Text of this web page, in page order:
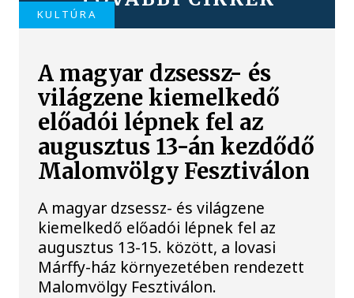
KULTÚRA
A magyar dzsessz- és
világzene kiemelkedő
előadói lépnek fel az
augusztus 13-án kezdődő
Malomvölgy Fesztiválon
A magyar dzsessz- és világzene
kiemelkedő előadói lépnek fel az
augusztus 13-15. között, a lovasi
Márffy-ház környezetében rendezett
Malomvölgy Fesztiválon.